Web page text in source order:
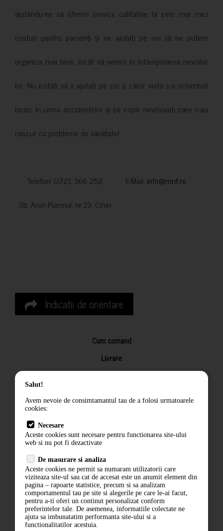
ajutându-ne să oferim servicii calitative la cele mai mici
costuri pentru pacienți și ne ajutați pe noi să ne putem
organiza mai bine, încât să venim în întâmpinarea nevoilor
lor. Nu ezitați să îi ajutați pe cei a căror viață s-a schimbat
brusc în urma accidentelor și pe copiii nevinovati care s-au
născut cu probleme de sănătate!
Telefon: 0721 366 252 E-Mail: info@mnf.ro
Str. Aron Pumnul, nr 19, Cihei
Indicatii de orientare
Cum comand
Livrare
Returnarea produselor
Termeni si conditii
Politica de confidentialitate
ANPC
Salut!
Avem nevoie de consimtamantul tau de a folosi urmatoarele
cookies:
Necesare
Aceste cookies sunt necesare pentru functionarea site-ului
web si nu pot fi dezactivate
De masurare si analiza
Aceste cookies ne permit sa numaram utilizatorii care
viziteaza site-ul sau cat de accesat este un anumit element din
pagina – rapoarte statistice, precum si sa analizam
comportamentul tau pe site si alegerile pe care le-ai facut,
pentru a-ti oferi un continut personalizat conform
preferintelor tale. De asemenea, informatiile colectate ne
ajuta sa imbunatatim performanta site-ului si a
functionalitatilor acestuia.